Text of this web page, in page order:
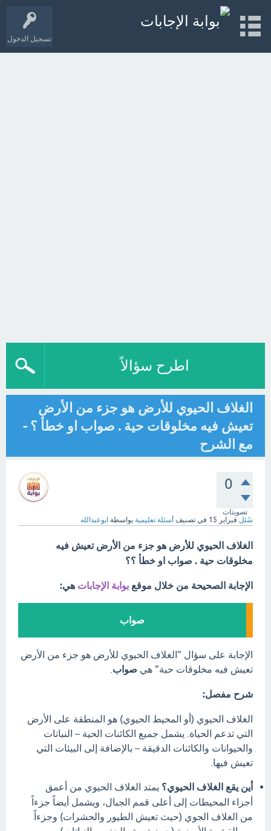
تسجيل الدخول
اطرح سؤالاً
الغلاف الحيوي للأرض هو جزء من الأرض
تعيش فيه مخلوقات حية . صواب او خطأ ؟ -
مع الشرح
0
تصويتات
سُئل فبراير 15 في تصنيف أسئلة تعليمية بواسطة ابوعبدالله
الغلاف الحيوي للأرض هو جزء من الأرض تعيش فيه
مخلوقات حية . صواب او خطأ ؟؟
الإجابة الصحيحة من خلال موقع بوابة الإجابات هي:
صواب
الإجابة على سؤال "الغلاف الحيوي للأرض هو جزء من الأرض
تعيش فيه مخلوقات حية" هي صواب
شرح مفصل:
الغلاف الحيوي (أو المحيط الحيوي) هو المنطقة على الأرض
التي تدعم الحياة. يشمل جميع الكائنات الحية – النباتات
والحيوانات والكائنات الدقيقة – بالإضافة إلى البيئات التي
تعيش فيها.
أين يقع الغلاف الحيوي؟ يمتد الغلاف الحيوي من أعمق
أجزاء المحيطات إلى أعلى قمم الجبال، ويشمل أيضاً جزءاً
من الغلاف الجوي (حيث تعيش الطيور والحشرات) وجزءاً